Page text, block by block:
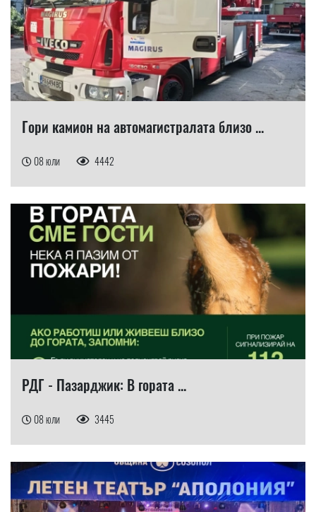
Гори камион на автомагистралата близо ...
08 юли 4442
РДГ - Пазарджик: В гората ...
08 юли 3445